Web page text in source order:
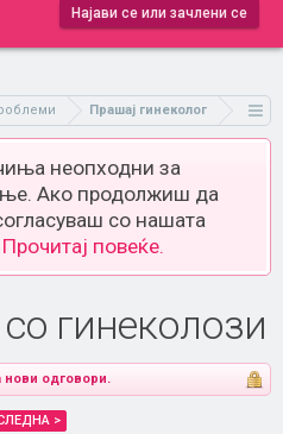
Најави се или зачлени се
Прашај гинеколог
неопходни за
Ако продолжиш да
со нашата
Прочитај повеќе.
гинеколози
нови одговори.
>